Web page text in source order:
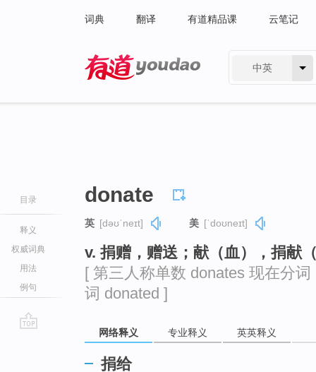
词典 翻译 有道精品课 云笔记
中英
目录
释义
权威词典
用法
例句
donate
英 [dəʊˈneɪt] 美 [ˈdoʊneɪt]
v. 捐赠，赠送；献（血），捐献
[ 第三人称单数 donates 现在分
词 donated ]
网络释义 专业释义 英英释义
捐给